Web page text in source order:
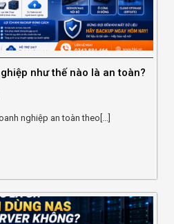
như thế nào là an toàn?
nghiệp an toàn theo[...]